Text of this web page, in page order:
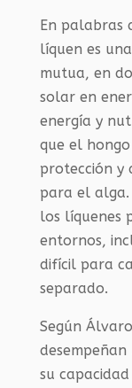
En palabras
líquen es
mutua, en
solar en
energía y
que el
protección y
para el alga.
los líquenes
entornos,
difícil para
separado.
Según
su